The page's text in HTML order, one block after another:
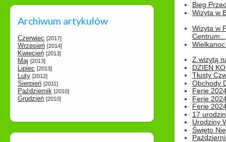
Archiwum artykułów
Czerwiec [2017]
Wrzesień [2014]
Kwiecień [2013]
Maj [2013]
Lipiec [2013]
Luty [2012]
Sierpień [2011]
Październik [2010]
Grudzień [2010]
Bieg
Wizyta w
Wizyta w
Centrum...
Z wizytą
DZIEŃ
Tłusty
Obchody
Ferie
Ferie
Ferie
17
Urodziny
Święto